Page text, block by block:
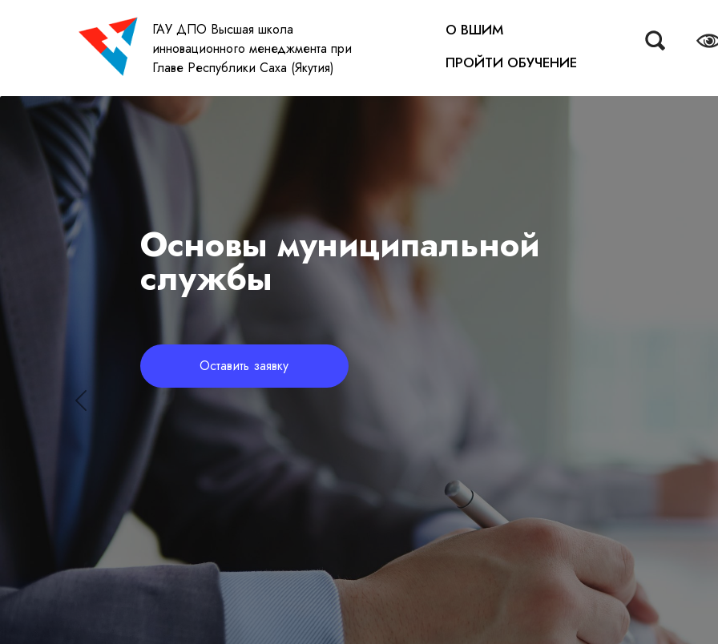
ГАУ ДПО Высшая школа
инновационного менеджмента при
Главе Республики Саха (Якутия)
О ВШИМ
ПРОЙТИ ОБУЧЕНИЕ
Основы муниципальной
службы
Оставить заявку
Previous